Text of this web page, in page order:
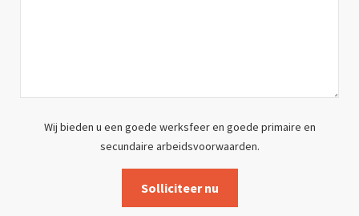
Wij bieden u een goede werksfeer en goede primaire en
secundaire arbeidsvoorwaarden.